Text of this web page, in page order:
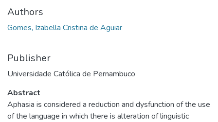
Authors
Gomes, Izabella Cristina de Aguiar
Publisher
Universidade Católica de Pernambuco
Abstract
Aphasia is considered a reduction and dysfunction of the use
of the language in which there is alteration of linguistic